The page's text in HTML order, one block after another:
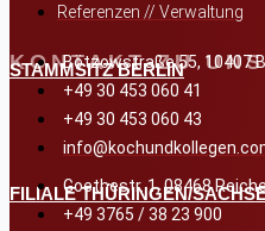
Referenzen // Verwaltung
KONTAKT ZU UNS
STAMMSITZ BERLIN
Bötzowstraße 55, 10407
+49 30 453 060 41
+49 30 453 060 43
FILIALE THÜRINGEN/
Goethestr. 1, 08468
+49 3765 / 38 23 900